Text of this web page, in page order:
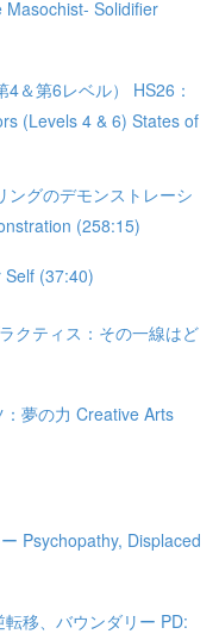
Masochist- Solidifier
＆第6レベル） HS26：
(Levels 4 & 6) States of
ングのデモンストレーシ
(258:15)
Self (37:40)
クティス：その一線はど
夢の力 Creative Arts
Psychopathy, Displaced
移、バウンダリー PD: